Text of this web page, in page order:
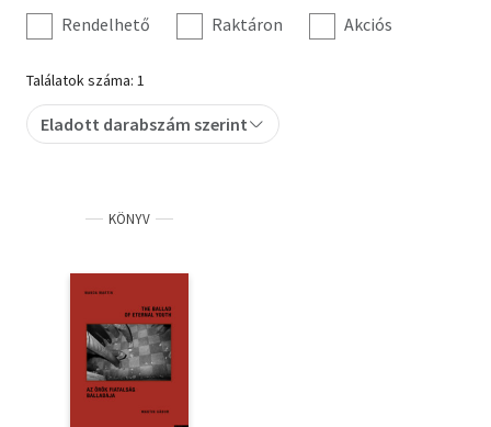
Irodalom
Művészet
Szakkönyv
Tankönyv, segédkönyv
Társadalomtudomány
Természettudomány
Történelem
szűrés
Rendelhető
Raktáron Akciós
Találatok száma: 1
Eladott darabszám szerint
KÖNYV